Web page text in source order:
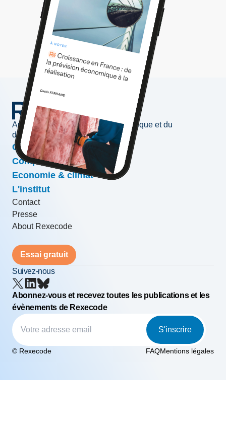
Au service de l'information économique et du
développement des entreprises
Conjoncture & prévisions
Compétitivité & croissance
Economie & climat
L'institut
Contact
Presse
About Rexecode
Essai gratuit
Suivez-nous
Abonnez-vous et recevez toutes les publications et les
évènements de Rexecode
S'inscrire
© Rexecode FAQMentions légales